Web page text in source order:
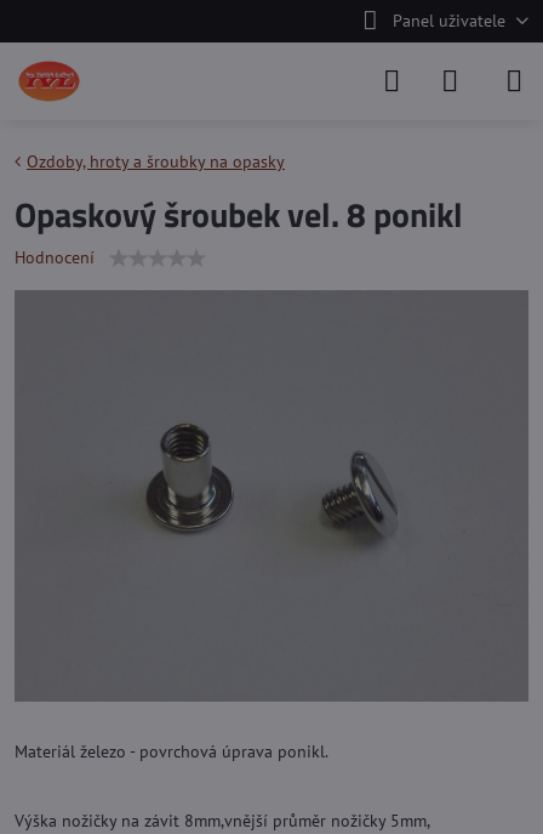
Panel uživatele
Ozdoby, hroty a šroubky na opasky
Opaskový šroubek vel. 8 ponikl
Hodnocení
Materiál železo - povrchová úprava ponikl.
Výška nožičky na závit 8mm,vnější průměr nožičky 5mm,